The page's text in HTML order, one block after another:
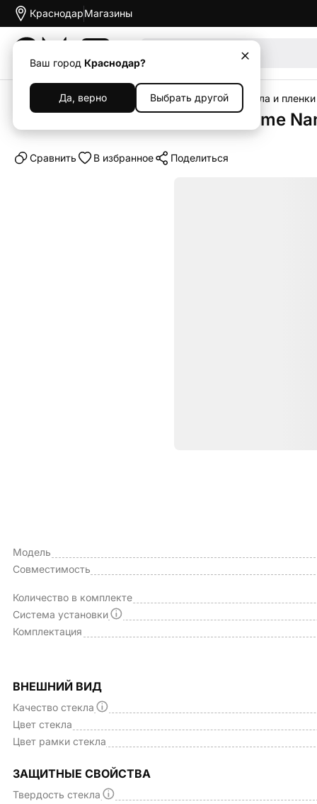
Краснодар
Ваш город Краснодар?
Да, верно Выбрать другой
Магазины
Каталог Аксессуары Защитные стекла и пленки
Защитное стекло uBear Extreme
Cравнить В избранное Поделиться
Модель
Совместимость
Количество в комплекте
Система установки
Комплектация
ВНЕШНИЙ ВИД
Качество стекла
Цвет стекла
Цвет рамки стекла
ЗАЩИТНЫЕ СВОЙСТВА
Твердость стекла